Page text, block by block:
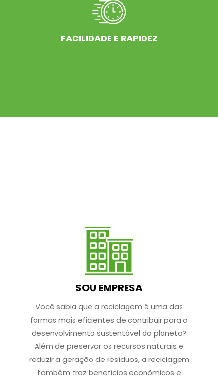
FACILIDADE E RAPIDEZ
SOU EMPRESA
Você sabia que a reciclagem é uma das
formas mais eficientes de contribuir para o
desenvolvimento sustentável do planeta?
Além de preservar os recursos naturais e
reduzir a geração de resíduos, a reciclagem
também traz benefícios econômicos e